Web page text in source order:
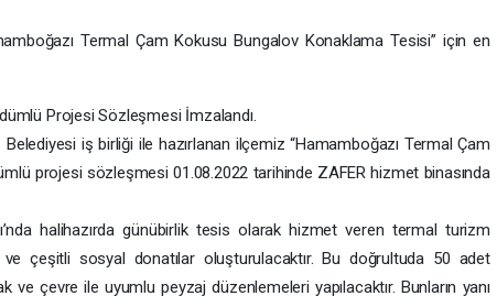
Termal Çam Kokusu Bungalov Konaklama Tesisi” için en
Projesi Sözleşmesi İmzalandı.
iş birliği ile hazırlanan ilçemiz “Hamamboğazı Termal Çam
projesi sözleşmesi 01.08.2022 tarihinde ZAFER hizmet binasında
halihazırda günübirlik tesis olarak hizmet veren termal turizm
çeşitli sosyal donatılar oluşturulacaktır. Bu doğrultuda 50 adet
çevre ile uyumlu peyzaj düzenlemeleri yapılacaktır. Bunların yanı